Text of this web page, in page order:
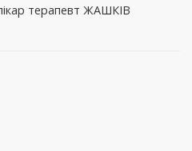
терапевт ЖАШКІВ